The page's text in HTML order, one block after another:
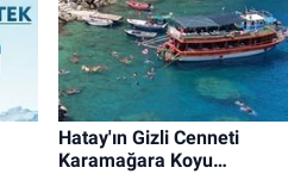
Hatay'ın Gizli Cenneti
Karamağara Koyu…